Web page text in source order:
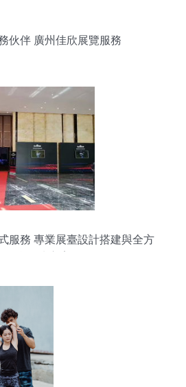
伙伴 廣州佳欣展覽服務
服務 專業展臺設計搭建與全方